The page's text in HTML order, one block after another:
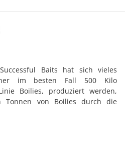
Baits hat sich vieles
im besten Fall 500 Kilo
Boilies, produziert werden,
Tonnen von Boilies durch die